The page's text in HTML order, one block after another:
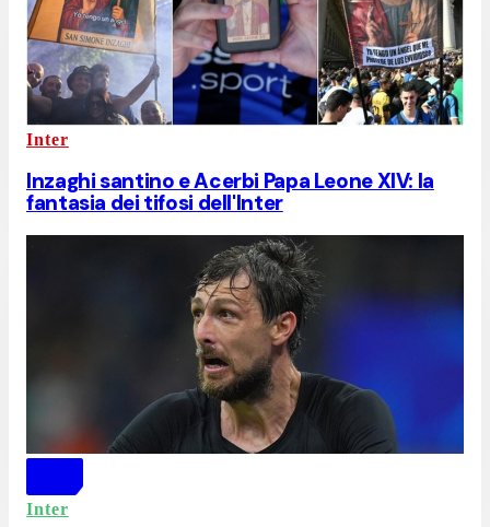
Inter
Inzaghi santino e Acerbi Papa Leone XIV: la
fantasia dei tifosi dell'Inter
Inter